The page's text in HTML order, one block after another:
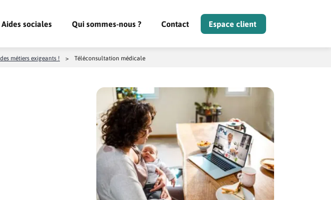
Aides sociales Qui sommes-nous ? Contact Espace client
métiers exigeants ! > Téléconsultation médicale